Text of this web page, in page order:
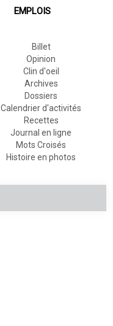
EMPLOIS
Billet
Opinion
Clin d'oeil
Archives
Dossiers
Calendrier d'activités
Recettes
Journal en ligne
Mots Croisés
Histoire en photos